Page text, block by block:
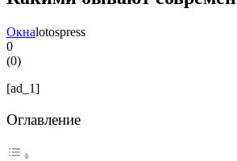
Окнаlotospress
0
(0)
[ad_1]
Оглавление